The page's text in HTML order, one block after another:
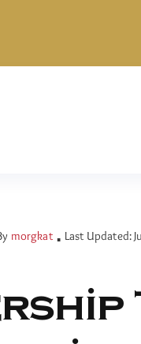
morgkat ▪ Last Updated: